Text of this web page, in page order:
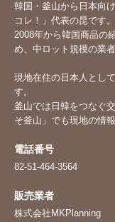
韓国・釜山から日本向
コレ！」代表の昆です。
2008年から韓国商品の
め、中ロット規模の業
現地在住の日本人とし
す。
釜山では日韓をつなぐ
そ釜山 」でも現地の情
電話番号
82-51-464-3564
販売業者
株式会社MKPlanning